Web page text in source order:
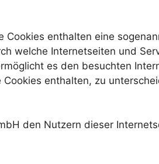
enthalten eine
welche Internetseiten und
es den besuchten
enthalten, zu
den Nutzern dieser